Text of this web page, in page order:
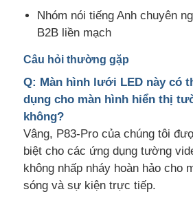
Nhóm nói tiếng Anh chuyên
B2B liền mạch
Câu hỏi thường gặp
Q: Màn hình lưới LED này có
dụng cho màn hình hiển thị
không?
Vâng, P83-Pro của chúng tôi
biệt cho các ứng dụng tường
không nhấp nháy hoàn hảo cho
sóng và sự kiện trực tiếp.